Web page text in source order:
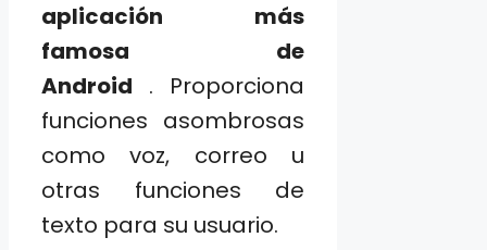
aplicación más
famosa de
Android . Proporciona
funciones asombrosas
como voz, correo u
otras funciones de
texto para su usuario.